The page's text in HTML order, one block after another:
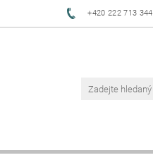
+420 222 713 344